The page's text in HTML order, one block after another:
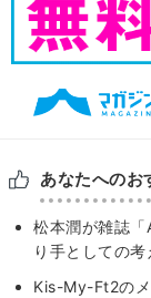
あなたへのお
松本潤が雑誌「
り手としての考
Kis-My-Ft2の